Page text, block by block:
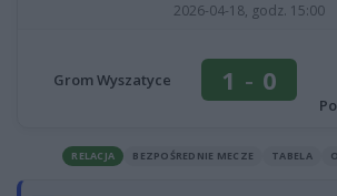
2026-04-18, godz. 15:00
Grom Wyszatyce 1 - 0
RELACJA BEZPOŚREDNIE MECZE TABELA